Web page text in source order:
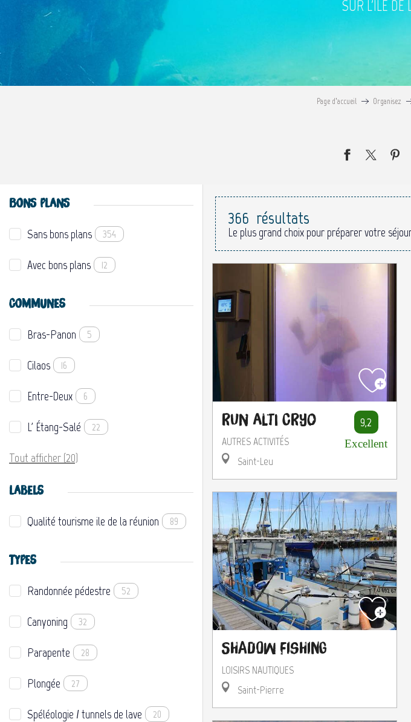
SUR L'ÎLE DE
Page d’accueil Organisez
BONS PLANS
Sans bons plans 354
Avec bons plans 12
COMMUNES
Bras-Panon 5
Cilaos 16
Entre-Deux 6
L' Étang-Salé 22
Tout afficher (20)
LABELS
Qualité tourisme ile de la réunion 89
TYPES
Randonnée pédestre 52
Canyoning 32
Parapente 28
Plongée 27
Spéléologie / tunnels de lave 20
366 résultats
Le plus grand choix pour préparer votre
Run Alti Cryo
AUTRES ACTIVITÉS
Saint-Leu
9,2
Excellent
Shadow Fishing
LOISIRS NAUTIQUES
Saint-Pierre